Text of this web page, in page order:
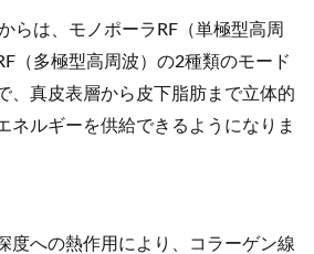
らは、モノポーラRF（単極型高周
（多極型高周波）の2種類のモード
、真皮表層から皮下脂肪まで立体的
ネルギーを供給できるようになりま
度への熱作用により、コラーゲン線